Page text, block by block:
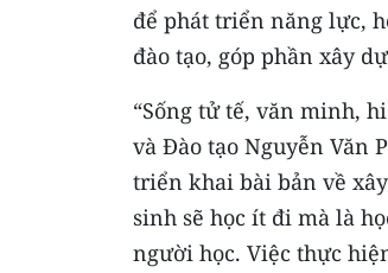
để phát triển năng lực,
đào tạo, góp phần xây
“Sống tử tế, văn minh,
và Đào tạo Nguyễn Văn
triển khai bài bản về
sinh sẽ học ít đi mà là
người học. Việc thực